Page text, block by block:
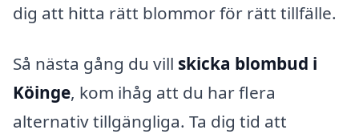
dig att hitta rätt blommor för rätt tillfälle.
Så nästa gång du vill skicka blombud i
Köinge, kom ihåg att du har flera
alternativ tillgängliga. Ta dig tid att